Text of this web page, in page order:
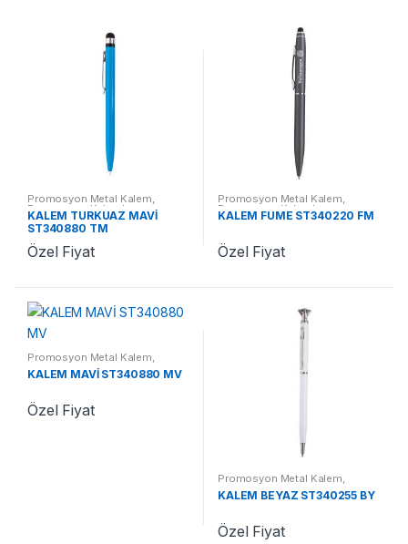
Promosyon Metal Kalem,
Promosyon Kalemler
KALEM TURKUAZ MAVİ
ST340880 TM
Özel Fiyat
Promosyon Metal Kalem,
Promosyon Kalemler
KALEM FÜME ST340220 FM
Özel Fiyat
Promosyon Metal Kalem,
Promosyon Kalemler
KALEM MAVİ ST340880 MV
Özel Fiyat
Promosyon Metal Kalem,
Promosyon Kalemler
KALEM BEYAZ ST340255 BY
Özel Fiyat